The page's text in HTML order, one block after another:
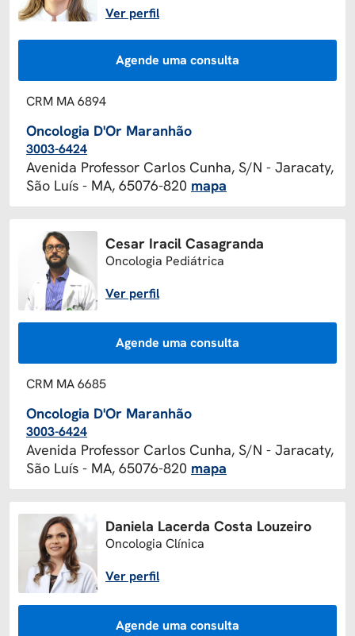
Ver perfil
Agende uma consulta
CRM MA 6894
Oncologia D'Or Maranhão
3003-6424
Avenida Professor Carlos Cunha, S/N - Jaracaty,
São Luís - MA, 65076-820 mapa
Cesar Iracil Casagranda
Oncologia Pediátrica
Ver perfil
Agende uma consulta
CRM MA 6685
Oncologia D'Or Maranhão
3003-6424
Avenida Professor Carlos Cunha, S/N - Jaracaty,
São Luís - MA, 65076-820 mapa
Daniela Lacerda Costa Louzeiro
Oncologia Clínica
Ver perfil
Agende uma consulta